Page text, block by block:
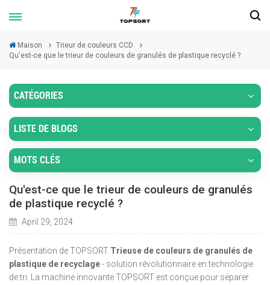
Maison
Trieur de couleurs CCD
Qu'est-ce que le trieur de couleurs de granulés de plastique recyclé ?
CATÉGORIES
LISTE DE BLOGS
MOTS CLÉS
Qu'est-ce que le trieur de couleurs de granulés
de plastique recyclé ?
April 29, 2024
Présentation de TOPSORT Trieuse de couleurs de granulés de
plastique de recyclage- solution révolutionnaire en technologie
de tri. La machine innovante TOPSORT est conçue pour séparer